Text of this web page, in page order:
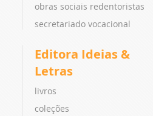
obras sociais redentoristas
secretariado vocacional
Editora Ideias &
Letras
livros
coleções